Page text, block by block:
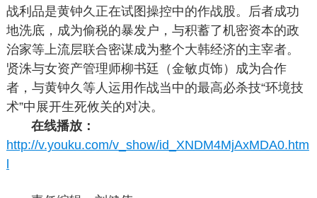
战利品是黄钟久正在试图操控中的作战股。后者成功
地洗底，成为偷税的暴发户，与积蓄了机密资本的政
治家等上流层联合密谋成为整个大韩经济的主宰者。
贤洙与女资产管理师柳书廷（金敏贞饰）成为合作
者，与黄钟久等人运用作战当中的最高必杀技“环境技
术”中展开生死攸关的对决。
在线播放：
http://v.youku.com/v_show/id_XNDM4MjAxMDA0.htm
l